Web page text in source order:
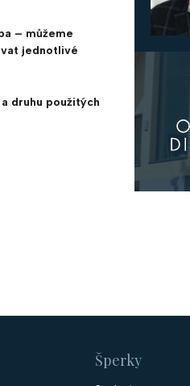
– můžeme
jednotlivé
druhu použitých
Šperky